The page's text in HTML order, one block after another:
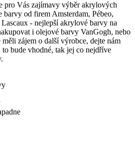
pro Vás zajímavy výběr akrylových
barvy od firem Amsterdam, Pébeo,
- nejlepší akrylové barvy na
i olejové barvy VanGogh, nebo
zájem o další výrobce, dejte nám
bude vhodné, tak jej co nejdříve